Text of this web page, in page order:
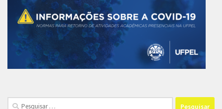
Pesquisar